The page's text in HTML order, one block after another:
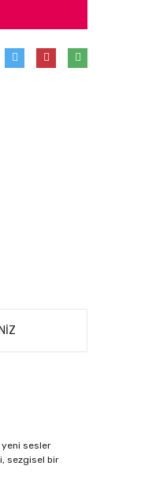
yeni sesler
sezgisel bir